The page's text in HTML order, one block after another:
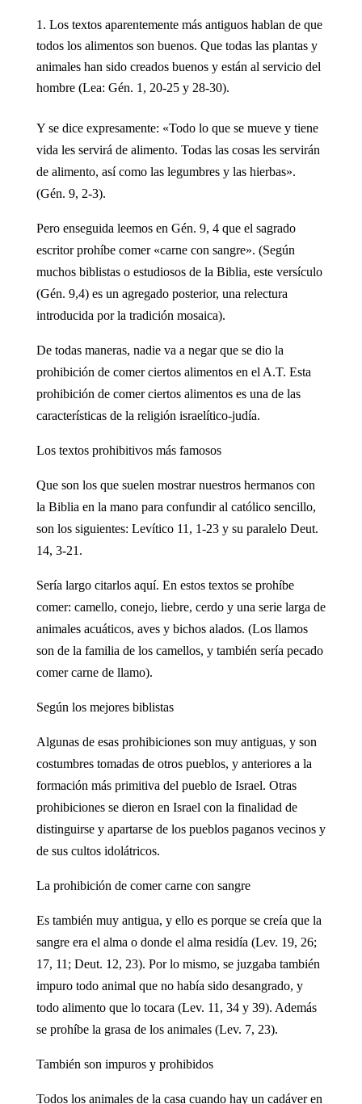
Los textos aparentemente más antiguos hablan de que
todos los alimentos son buenos. Que todas las plantas y
animales han sido creados buenos y están al servicio del
hombre (Lea: Gén. 1, 20-25 y 28-30).
Y se dice expresamente: «Todo lo que se mueve y tiene
vida les servirá de alimento. Todas las cosas les servirán
de alimento, así como las legumbres y las hierbas».
(Gén. 9, 2-3).
Pero enseguida leemos en Gén. 9, 4 que el sagrado
escritor prohíbe comer «carne con sangre». (Según
muchos biblistas o estudiosos de la Biblia, este versículo
(Gén. 9,4) es un agregado posterior, una relectura
introducida por la tradición mosaica).
De todas maneras, nadie va a negar que se dio la
prohibición de comer ciertos alimentos en el A.T. Esta
prohibición de comer ciertos alimentos es una de las
características de la religión israelítico-judía.
Los textos prohibitivos más famosos
Que son los que suelen mostrar nuestros hermanos con
la Biblia en la mano para confundir al católico sencillo,
son los siguientes: Levítico 11, 1-23 y su paralelo Deut.
14, 3-21.
Sería largo citarlos aquí. En estos textos se prohíbe
comer: camello, conejo, liebre, cerdo y una serie larga de
animales acuáticos, aves y bichos alados. (Los llamos
son de la familia de los camellos, y también sería pecado
comer carne de llamo).
Según los mejores biblistas
Algunas de esas prohibiciones son muy antiguas, y son
costumbres tomadas de otros pueblos, y anteriores a la
formación más primitiva del pueblo de Israel. Otras
prohibiciones se dieron en Israel con la finalidad de
distinguirse y apartarse de los pueblos paganos vecinos y
de sus cultos idolátricos.
La prohibición de comer carne con sangre
Es también muy antigua, y ello es porque se creía que la
sangre era el alma o donde el alma residía (Lev. 19, 26;
17, 11; Deut. 12, 23). Por lo mismo, se juzgaba también
impuro todo animal que no había sido desangrado, y
todo alimento que lo tocara (Lev. 11, 34 y 39). Además
se prohíbe la grasa de los animales (Lev. 7, 23).
También son impuros y prohibidos
Todos los animales de la casa cuando hay un cadáver en